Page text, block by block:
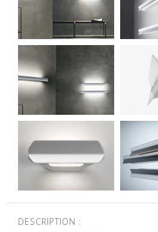
DESCRIPTION :